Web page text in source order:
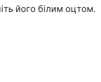
його білим оцтом.